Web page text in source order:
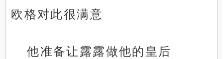
欧格对此很满意
他准备让露露做他的皇后